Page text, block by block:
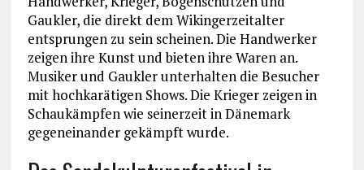
Gaukler, die direkt dem Wikingerzeitalter
entsprungen zu sein scheinen. Die Handwerker
zeigen ihre Kunst und bieten ihre Waren an.
Musiker und Gaukler unterhalten die Besucher
mit hochkarätigen Shows. Die Krieger zeigen in
Schaukämpfen wie seinerzeit in Dänemark
gegeneinander gekämpft wurde.